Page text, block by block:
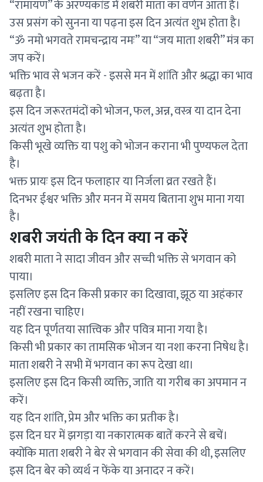
“रामायण” के अरण्यकांड में शबरी माता का वर्णन आता है।
उस प्रसंग को सुनना या पढ़ना इस दिन अत्यंत शुभ होता है।
“ॐ नमो भगवते रामचन्द्राय नमः” या “जय माता शबरी” मंत्र का
जप करें।
भक्ति भाव से भजन करें - इससे मन में शांति और श्रद्धा का भाव
बढ़ता है।
इस दिन जरूरतमंदों को भोजन, फल, अन्न, वस्त्र या दान देना
अत्यंत शुभ होता है।
किसी भूखे व्यक्ति या पशु को भोजन कराना भी पुण्यफल देता
है।
भक्त प्रायः इस दिन फलाहार या निर्जला व्रत रखते हैं।
दिनभर ईश्वर भक्ति और मनन में समय बिताना शुभ माना गया
है।
शबरी जयंती के दिन क्या न करें
शबरी माता ने सादा जीवन और सच्ची भक्ति से भगवान को
पाया।
इसलिए इस दिन किसी प्रकार का दिखावा, झूठ या अहंकार
नहीं रखना चाहिए।
यह दिन पूर्णतया सात्त्विक और पवित्र माना गया है।
किसी भी प्रकार का तामसिक भोजन या नशा करना निषेध है।
माता शबरी ने सभी में भगवान का रूप देखा था।
इसलिए इस दिन किसी व्यक्ति, जाति या गरीब का अपमान न
करें।
यह दिन शांति, प्रेम और भक्ति का प्रतीक है।
इस दिन घर में झगड़ा या नकारात्मक बातें करने से बचें।
क्योंकि माता शबरी ने बेर से भगवान की सेवा की थी, इसलिए
इस दिन बेर को व्यर्थ न फेंके या अनादर न करें।